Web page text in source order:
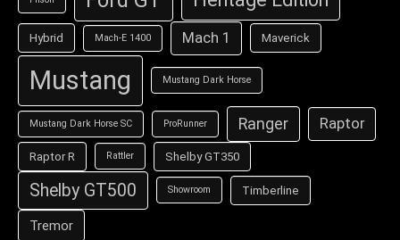
Hybrid Mach-E 1400 Mach 1 Maverick
Mustang Mustang Dark Horse
Mustang Dark Horse SC ProRunner Ranger Raptor
Raptor R Rattler Shelby GT350
Shelby GT500 Showroom Timberline
Tremor